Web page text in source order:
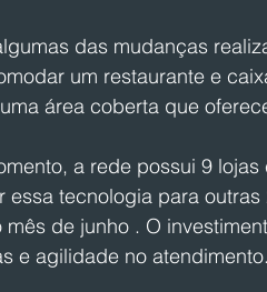
das mudanças
um restaurante e
área coberta que
a rede possui 9
essa tecnologia para
mês de junho . O
e agilidade no atendimento.